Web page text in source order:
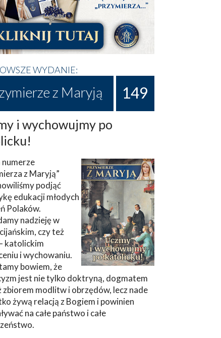
WYDANIE:
z Maryją 149
i wychowujmy po
z Maryją”
podjąć
edukacji młodych
Polaków.
nadzieję w
czy też
katolickim
i wychowaniu.
bowiem, że
jest nie tylko doktryną, dogmatem
zbiorem modlitw i obrzędów, lecz nade
żywą relacją z Bogiem i powinien
na całe państwo i całe